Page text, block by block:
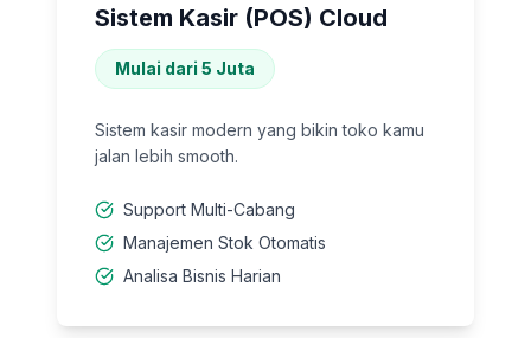
Sistem Kasir (POS) Cloud
Mulai dari 5 Juta
Sistem kasir modern yang bikin toko kamu
jalan lebih smooth.
Support Multi-Cabang
Manajemen Stok Otomatis
Analisa Bisnis Harian